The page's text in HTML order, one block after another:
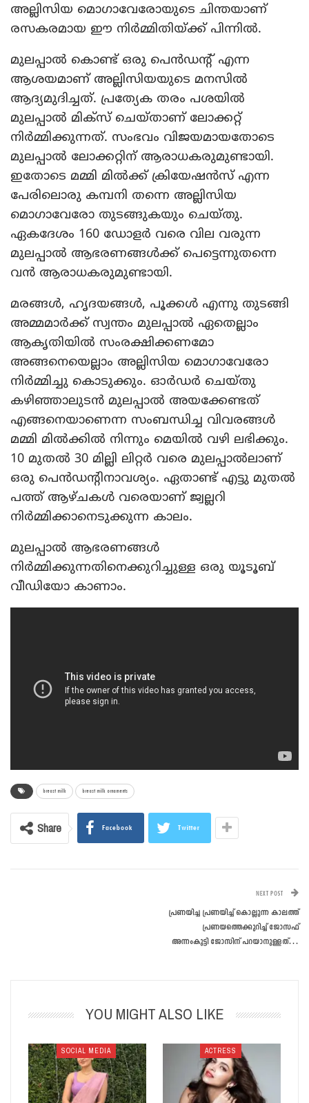
അല്ലിസിയ മൊഗാവേരോയുടെ ചിന്തയാണ്
രസകരമായ ഈ നിര്‍മ്മിതിയ്ക്ക് പിന്നില്‍.
മുലപ്പാല്‍ കൊണ്ട് ഒരു പെന്‍ഡന്റ് എന്ന
ആശയമാണ് അല്ലിസിയയുടെ മനസില്‍
ആദ്യമുദിച്ചത്. പ്രത്യേക തരം പശയില്‍
മുലപ്പാല്‍ മിക്സ് ചെയ്താണ് ലോക്കറ്റ്
നിര്‍മ്മിക്കുന്നത്. സംഭവം വിജയമായതോടെ
മുലപ്പാല്‍ ലോക്കറ്റിന് ആരാധകരുമുണ്ടായി.
ഇതോടെ മമ്മി മില്‍ക്ക് ക്രിയേഷന്‍സ് എന്ന
പേരിലൊരു കമ്പനി തന്നെ അല്ലിസിയ
മൊഗാവേരോ തുടങ്ങുകയും ചെയ്തു.
ഏകദേശം 160 ഡോളര്‍ വരെ വില വരുന്ന
മുലപ്പാല്‍ ആഭരണങ്ങള്‍ക്ക് പെട്ടെന്നുതന്നെ
വന്‍ ആരാധകരുമുണ്ടായി.
മരങ്ങള്‍, ഹൃദയങ്ങള്‍, പൂക്കള്‍ എന്നു തുടങ്ങി
അമ്മമാര്‍ക്ക് സ്വന്തം മുലപ്പാല്‍ ഏതെല്ലാം
ആകൃതിയില്‍ സംരക്ഷിക്കണമോ
അങ്ങനെയെല്ലാം അല്ലിസിയ മൊഗാവേരോ
നിര്‍മ്മിച്ചു കൊടുക്കും. ഓര്‍ഡര്‍ ചെയ്തു
കഴിഞ്ഞാലുടന്‍ മുലപ്പാല്‍ അയക്കേണ്ടത്
എങ്ങനെയാണെന്ന സംബന്ധിച്ച വിവരങ്ങള്‍
മമ്മി മില്‍ക്കില്‍ നിന്നും മെയില്‍ വഴി ലഭിക്കും.
10 മുതല്‍ 30 മില്ലി ലിറ്റര്‍ വരെ മുലപ്പാല്‍ലാണ്
ഒരു പെന്‍ഡന്റിനാവശ്യം. ഏതാണ്ട് എട്ടു മുതല്‍
പത്ത് ആഴ്ചകള്‍ വരെയാണ് ജ്വല്ലറി
നിര്‍മ്മിക്കാനെടുക്കുന്ന കാലം.
മുലപ്പാല്‍ ആഭരണങ്ങള്‍
നിര്‍മ്മിക്കുന്നതിനെക്കുറിച്ചുള്ള ഒരു യൂടൂബ്
വീഡിയോ കാണാം.
breast milk breast milk ornaments
Share Facebook Twitter
NEXT POST
പ്രണയിച്ച പ്രണയിച്ച് കൊല്ലുന്ന കാലത്ത്
പ്രണയത്തെക്കുറിച്ച്‌ ജോസഫ്
അന്നംകുട്ടി ജോസിന് പറയാനുള്ളത്…
YOU MIGHT ALSO LIKE
SOCIAL MEDIA ACTRESS